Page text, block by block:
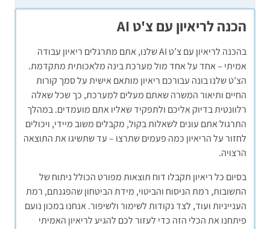
הכנה לריאיון עם צ'ט AI
בהכנה לריאיון עם צ’ט AI שלנו, אתם מתרגלים ריאיון עבודה
אמיתי – אחד על אחד מול מערכת בינה מלאכותית מתקדמת.
הצ’ט שלנו בונה עבורכם ריאיון מותאם אישית על סמך קורות
החיים ותיאור המשרה שאתם מעלים למערכת, כך שכל שאלה
רלוונטית בדיוק אליכם ולתפקיד שאליו אתם מועמדים. במהלך
התרגול אתם עונים לשאלות בקול, מקבלים משוב מיידי, ויכולים
לחזור על הריאיון כמה פעמים שתרצו – עד שתשיגו את התוצאה
הרצויה.
בסיום כל ריאיון תקבלו דוח תוצאות מפורט הכולל ניתוח של
התשובות, רמת הניסוח והביטוי, מידת הביטחון שהפגנתם, רמת
הענייניות ועוד, לצד נקודות לשימור ולשיפור. אנחנו במכון נועם
פיתחנו את הכלי הזה כדי לעזור לכם להגיע לריאיון האמיתי